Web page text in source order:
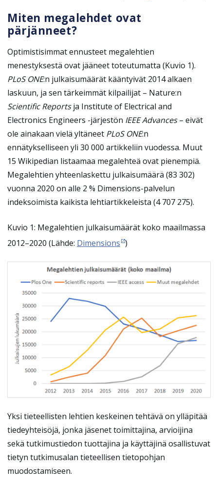
Miten megalehdet ovat
pärjänneet?
Optimistisimmat ennusteet megalehtien
menestyksestä ovat jääneet toteutumatta (Kuvio 1).
PLoS ONE:n julkaisumäärät kääntyivät 2014 alkaen
laskuun, ja sen tärkeimmät kilpailijat – Nature:n
Scientific Reportsja Institute of Electrical and
Electronics Engineers -järjestön IEEE Advances– eivät
ole ainakaan vielä yltäneet PLoS ONE:n
ennätykselliseen yli 30 000 artikkeliin vuodessa. Muut
15 Wikipedian listaamaa megalehteä ovat pienempiä.
Megalehtien yhteenlaskettu julkaisumäärä (83 302)
vuonna 2020 on alle 2 % Dimensions-palvelun
indeksoimista kaikista lehtiartikkeleista (4 707 275).
Kuvio 1: Megalehtien julkaisumäärät koko maailmassa
2012–2020 (Lähde: Dimensions )
Yksi tieteellisten lehtien keskeinen tehtävä on ylläpitää
tiedeyhteisöjä, jonka jäsenet toimittajina, arvioijina
sekä tutkimustiedon tuottajina ja käyttäjinä osallistuvat
tietyn tutkimusalan tieteellisen tietopohjan
muodostamiseen.